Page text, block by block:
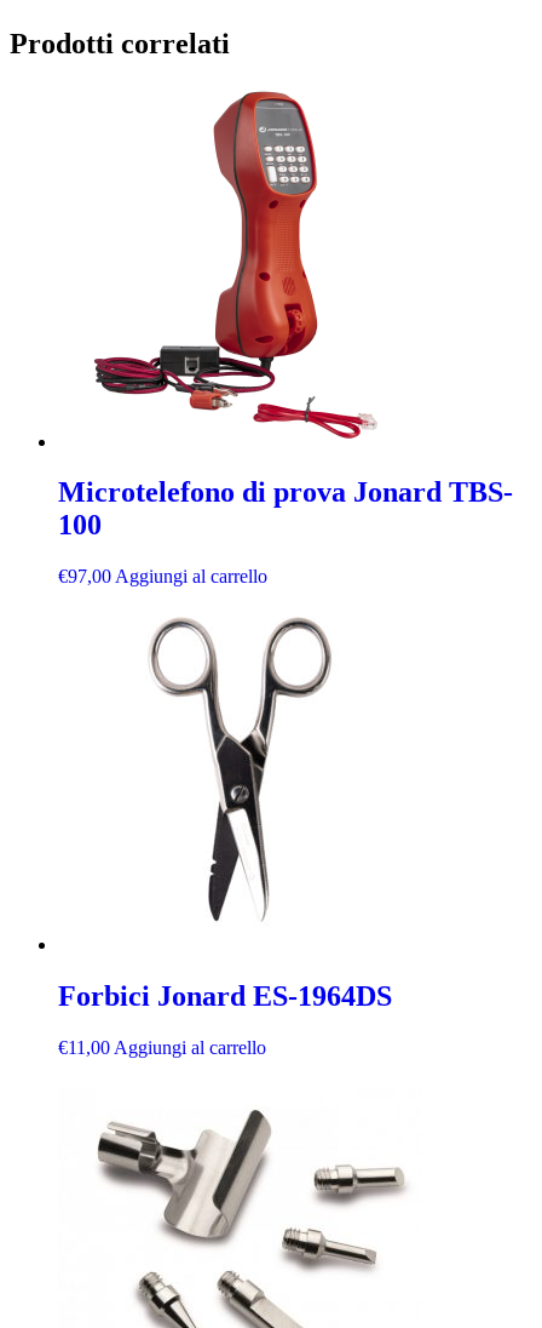
Prodotti correlati
Microtelefono di prova Jonard TBS-
100
€97,00 Aggiungi al carrello
Forbici Jonard ES-1964DS
€11,00 Aggiungi al carrello